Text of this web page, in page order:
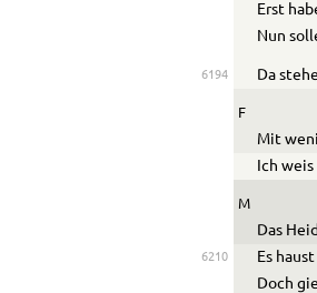
Erst
Nun
6194 Da
F
Mit
Ich
M
Das
6210
Es
Doch